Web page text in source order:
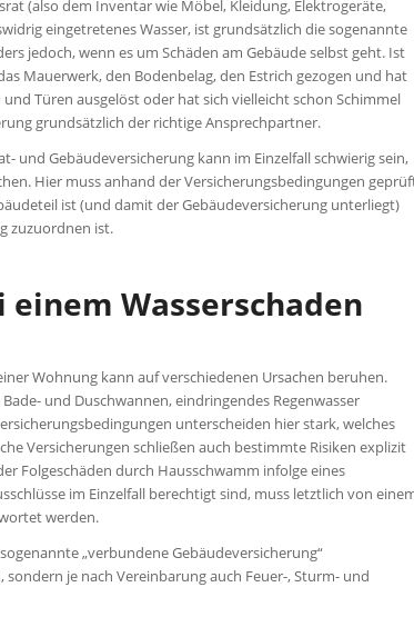
(also dem Inventar wie Möbel, Kleidung, Elektrogeräte,
eingetretenes Wasser, ist grundsätzlich die sogenannte
jedoch, wenn es um Schäden am Gebäude selbst geht. Ist
Mauerwerk, den Bodenbelag, den Estrich gezogen und hat
Türen ausgelöst oder hat sich vielleicht schon Schimmel
grundsätzlich der richtige Ansprechpartner.
und Gebäudeversicherung kann im Einzelfall schwierig sein,
Hier muss anhand der Versicherungsbedingungen
ist (und damit der Gebäudeversicherung unterliegt)
zuzuordnen ist.
einem Wasserschaden
Wohnung kann auf verschiedenen Ursachen beruhen.
und Duschwannen, eindringendes Regenwasser
unterscheiden hier stark, welches
Versicherungen schließen auch bestimmte Risiken explizit
Folgeschäden durch Hausschwamm infolge eines
im Einzelfall berechtigt sind, muss letztlich von
werden.
„verbundene Gebäudeversicherung“
je nach Vereinbarung auch Feuer-, Sturm- und